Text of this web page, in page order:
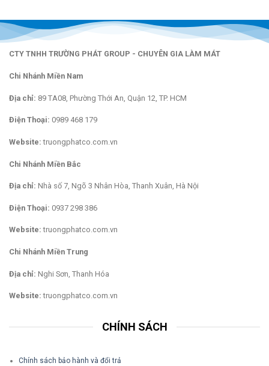
CTY TNHH TRƯỜNG PHÁT GROUP - CHUYÊN GIA LÀM MÁT
Chi Nhánh Miền Nam
Địa chỉ: 89 TA08, Phường Thới An, Quận 12, TP. HCM
Điện Thoại: 0989 468 179
Website: truongphatco.com.vn
Chi Nhánh Miền Bắc
Địa chỉ: Nhà số 7, Ngõ 3 Nhân Hòa, Thanh Xuân, Hà Nội
Điện Thoại: 0937 298 386
Website: truongphatco.com.vn
Chi Nhánh Miền Trung
Địa chỉ: Nghi Sơn, Thanh Hóa
Website: truongphatco.com.vn
CHÍNH SÁCH
Chính sách bảo hành và đổi trả